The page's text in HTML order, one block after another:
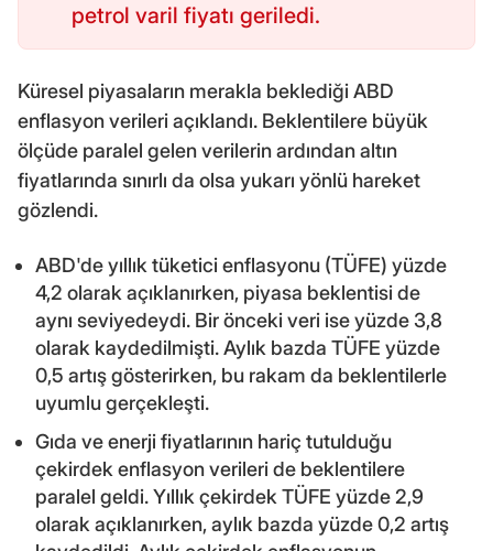
petrol varil fiyatı geriledi.
Küresel piyasaların merakla beklediği ABD
enflasyon verileri açıklandı. Beklentilere büyük
ölçüde paralel gelen verilerin ardından altın
fiyatlarında sınırlı da olsa yukarı yönlü hareket
gözlendi.
ABD'de yıllık tüketici enflasyonu (TÜFE) yüzde
4,2 olarak açıklanırken, piyasa beklentisi de
aynı seviyedeydi. Bir önceki veri ise yüzde 3,8
olarak kaydedilmişti. Aylık bazda TÜFE yüzde
0,5 artış gösterirken, bu rakam da beklentilerle
uyumlu gerçekleşti.
Gıda ve enerji fiyatlarının hariç tutulduğu
çekirdek enflasyon verileri de beklentilere
paralel geldi. Yıllık çekirdek TÜFE yüzde 2,9
olarak açıklanırken, aylık bazda yüzde 0,2 artış